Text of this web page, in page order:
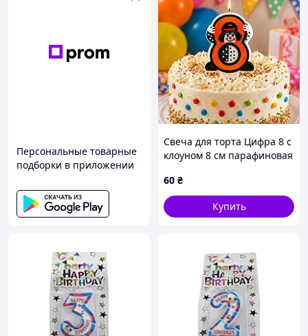
Персональные товарные
подборки в приложении
Свеча для торта Цифра 8 с
клоуном 8 см парафиновая
«Помощница»
60 ₴
Купить